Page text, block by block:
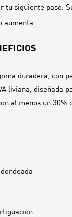
tu siguiente paso.
aumenta.
duradera, con
liviana,
al menos un 30%